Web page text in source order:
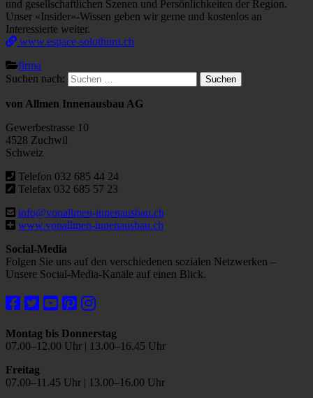
und gesellschaftlichen Szenen und Persönlichkeiten der Region.
Unser «Insider»-Wissen geben wir gerne und kostenlos an
Interessierte weiter.
www.espace-solothurn.ch
firma
Suchen nach:
von Allmen Innenausbau AG
Gewerbestrasse 10
4528 Zuchwil
Schweiz
Telefon 032 685 44 24
Telefax 032 685 57 23
info@vonallmen-innenausbau.ch
www.vonallmen-innenausbau.ch
Social-Media
Folgen Sie uns auf den verschiedenen sozialen Netzwerken –
Unsere Social-Media-Kanäle auf einen Blick.
Montag bis Donnerstag
07.00–12.00 Uhr | 13.00–16.45 Uhr
Freitag
07.00–11.45 Uhr | 13.00–16.00 Uhr